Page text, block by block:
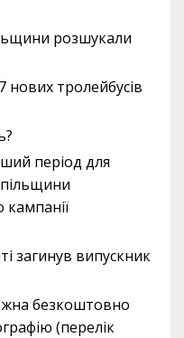
розшукали
тролейбусів
період для
загинув випускник
безкоштовно
(перелік